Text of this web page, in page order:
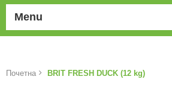
Menu
Почетна BRIT FRESH DUCK (12 kg)